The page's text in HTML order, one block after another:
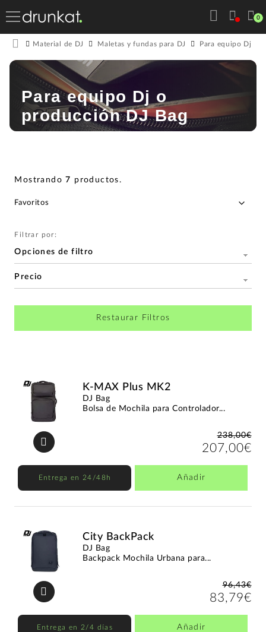
0
Material de DJ Maletas y fundas para DJ Para equipo Dj o
Para equipo Dj o
producción DJ Bag
Mostrando 7 productos.
Filtrar por:
Opciones de filtro
Precio
Restaurar Filtros
K-MAX Plus MK2
DJ Bag
Bolsa de Mochila para Controlador...
238,00€
207,00€
Entrega en 24/48h Añadir
City BackPack
DJ Bag
Backpack Mochila Urbana para...
96,43€
83,79€
Entrega en 2/4 días Añadir